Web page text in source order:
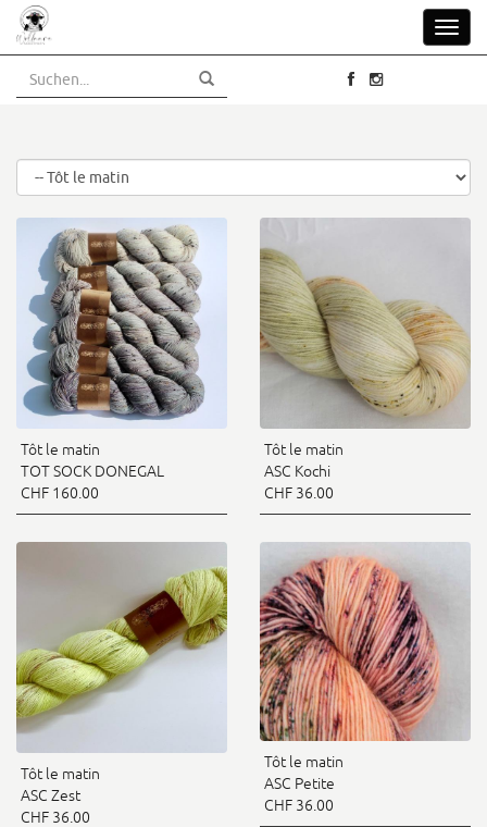
Skip
main
content
Tôt le matin
TOT SOCK DONEGAL
CHF 160.00
Tôt le matin
ASC Kochi
CHF 36.00
Tôt le matin
ASC Zest
CHF 36.00
Tôt le matin
ASC Petite
CHF 36.00